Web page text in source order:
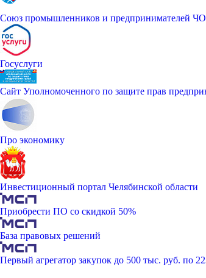
Союз промышленников и предпринимателей ЧО
Госуслуги
Сайт Уполномоченного по защите прав
Про экономику
Инвестиционный портал Челябинской области
Приобрести ПО со скидкой 50%
База правовых решений
Первый агрегатор закупок до 500 тыс. руб. по